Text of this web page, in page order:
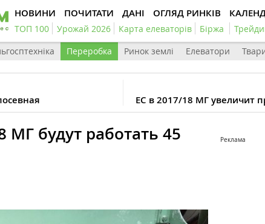
НОВИНИ ПОЧИТАТИ ДАНІ ОГЛЯД РИНКІВ
ТОП 100 Урожай 2026 Карта елеваторів Біржа
Переробка Ринок землі Елеватори
ЕС в 2017/18 МГ увеличит
МГ будут работать 45
Реклама